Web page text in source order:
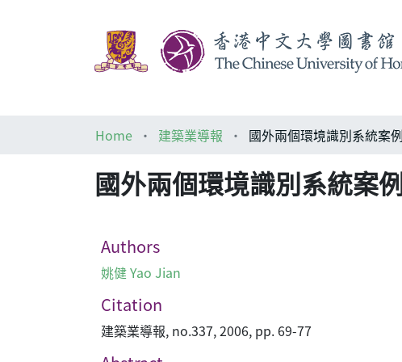
Home
建築業導報
國外兩個環境識別系統
Authors
姚健 Yao Jian
Citation
建築業導報, no.337, 2006, pp. 69-77